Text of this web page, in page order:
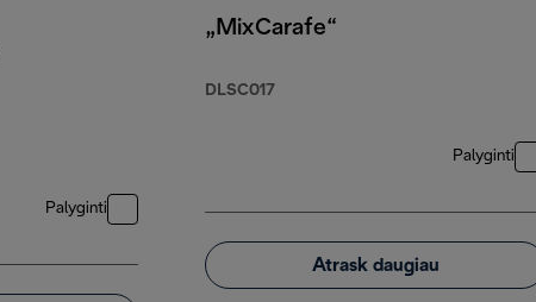
Palyginti
„MixCarafe“
DLSC017
Palyginti
Atrask daugiau